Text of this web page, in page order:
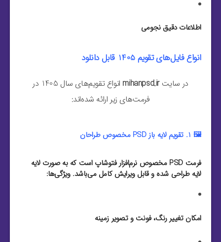
اطلاعات دقیق نجومی
انواع فایل‌های تقویم 1405 قابل دانلود
در سایتmihanpsd.ir
انواع تقویم‌های سال 1405 در
فرمت‌های زیر ارائه شده‌اند:
🖼️ 1. تقویم لایه باز PSD مخصوص طراحان
فرمت PSD مخصوص نرم‌افزار فتوشاپ است که به صورت لایه
لایه طراحی شده و قابل ویرایش کامل می‌باشد. ویژگی‌ها:
امکان تغییر رنگ، فونت و تصویر زمینه